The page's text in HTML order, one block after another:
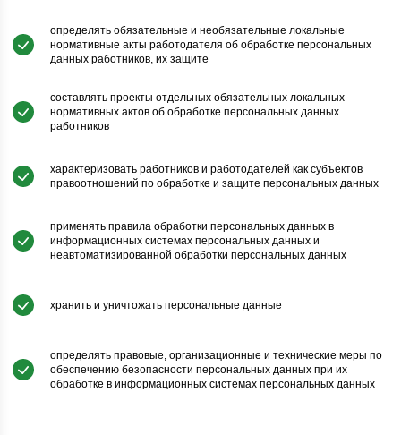
определять обязательные и необязательные локальные
нормативные акты работодателя об обработке персональных
данных работников, их защите
составлять проекты отдельных обязательных локальных
нормативных актов об обработке персональных данных
работников
характеризовать работников и работодателей как субъектов
правоотношений по обработке и защите персональных данных
применять правила обработки персональных данных в
информационных системах персональных данных и
неавтоматизированной обработки персональных данных
хранить и уничтожать персональные данные
определять правовые, организационные и технические меры по
обеспечению безопасности персональных данных при их
обработке в информационных системах персональных данных